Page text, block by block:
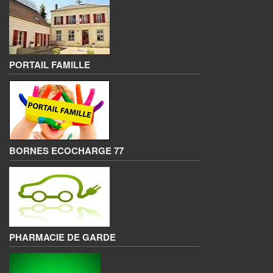
PORTAIL FAMILLE
BORNES ECOCHARGE 77
PHARMACIE DE GARDE